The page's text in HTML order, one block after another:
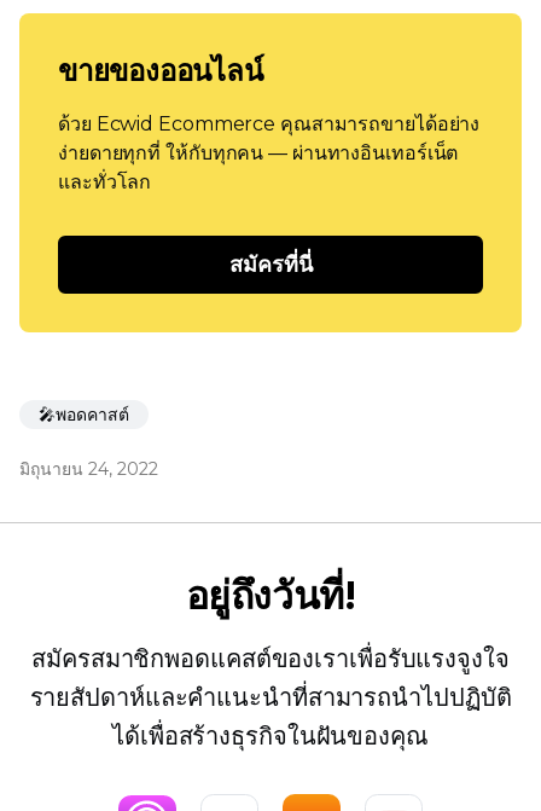
ขายของออนไลน์
ด้วย Ecwid Ecommerce คุณสามารถขายได้อย่าง
ง่ายดายทุกที่ ให้กับทุกคน — ผ่านทางอินเทอร์เน็ต
และทั่วโลก
สมัครที่นี่
🎤พอดคาสต์
มิถุนายน 24, 2022
อยู่ถึงวันที่!
สมัครสมาชิกพอดแคสต์ของเราเพื่อรับแรงจูงใจ
รายสัปดาห์และคำแนะนำที่สามารถนำไปปฏิบัติ
ได้เพื่อสร้างธุรกิจในฝันของคุณ